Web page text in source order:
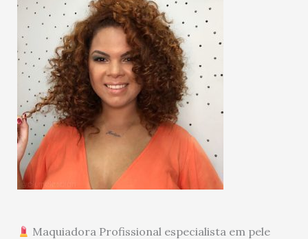
Maquiadora Profissional especialista em pele